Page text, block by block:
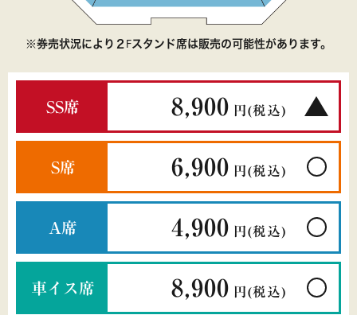
※券売状況により２Fスタンド席は販売の可能性があります。
SS席 8,900 円(税込)
S席 6,900 円(税込)
A席 4,900 円(税込)
車イス席 8,900 円(税込)